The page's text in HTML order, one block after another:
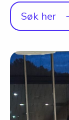
Søk her